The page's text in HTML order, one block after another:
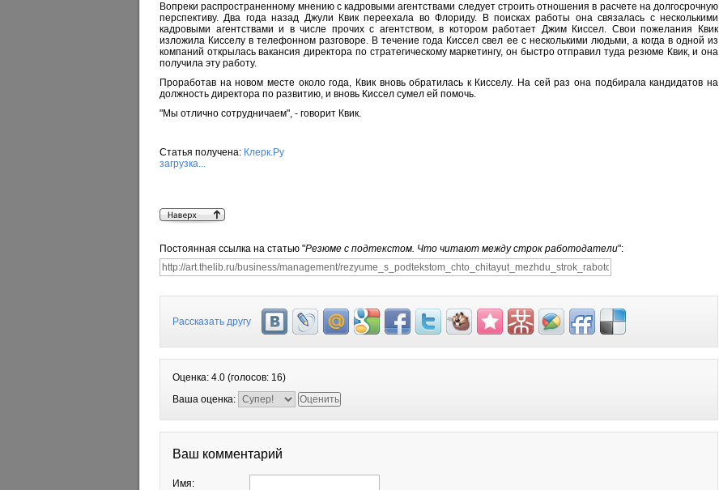
Вопреки распространенному мнению с кадровыми агентствами следует строить отношения в расчете на долгосрочную
перспективу. Два года назад Джули Квик переехала во Флориду. В поисках работы она связалась с несколькими
кадровыми агентствами и в числе прочих с агентством, в котором работает Джим Киссел. Свои пожелания Квик
изложила Кисселу в телефонном разговоре. В течение года Киссел свел ее с несколькими людьми, а когда в одной из
компаний открылась вакансия директора по стратегическому маркетингу, он быстро отправил туда резюме Квик, и она
получила эту работу.
Проработав на новом месте около года, Квик вновь обратилась к Кисселу. На сей раз она подбирала кандидатов на
должность директора по развитию, и вновь Киссел сумел ей помочь.
"Мы отлично сотрудничаем", - говорит Квик.
Статья получена: Клерк.Ру
загрузка...
Постоянная ссылка на статью "Резюме с подтекстом. Что читают между строк работодатели":
Рассказать другу
Оценка: 4.0 (голосов: 16)
Ваша оценка:
Ваш комментарий
Имя: